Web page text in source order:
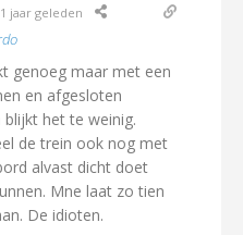
1 jaar geleden
genoeg maar met een
en afgesloten
het te weinig.
de trein ook nog met
alvast dicht doet
Mne laat zo tien
De idioten.